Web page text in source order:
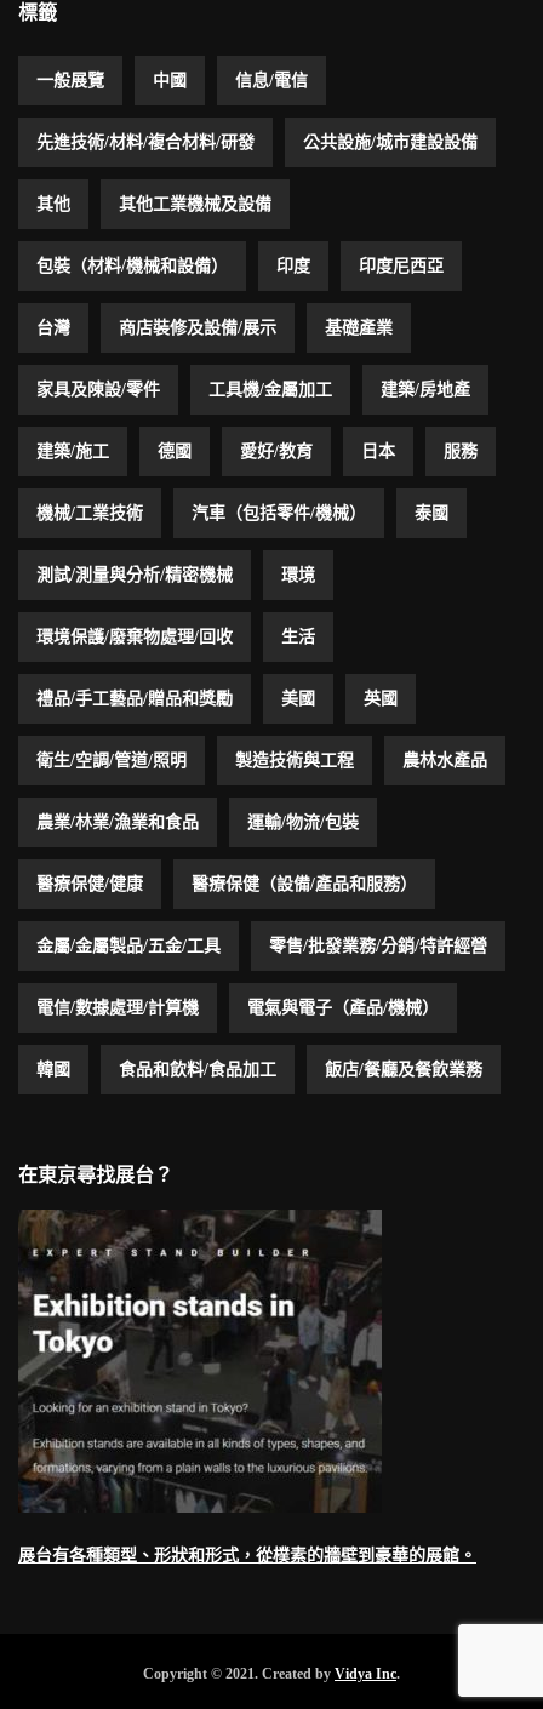
標籤
一般展覽 中國 信息/電信
先進技術/材料/複合材料/研發 公共設施/城市建設設備
其他 其他工業機械及設備
包裝（材料/機械和設備） 印度 印度尼西亞
台灣 商店裝修及設備/展示 基礎產業
家具及陳設/零件 工具機/金屬加工 建築/房地產
建築/施工 德國 愛好/教育 日本 服務
機械/工業技術 汽車（包括零件/機械） 泰國
測試/測量與分析/精密機械 環境
環境保護/廢棄物處理/回收 生活
禮品/手工藝品/贈品和獎勵 美國 英國
衛生/空調/管道/照明 製造技術與工程 農林水產品
農業/林業/漁業和食品 運輸/物流/包裝
醫療保健/健康 醫療保健（設備/產品和服務）
金屬/金屬製品/五金/工具 零售/批發業務/分銷/特許經營
電信/數據處理/計算機 電氣與電子（產品/機械）
韓國 食品和飲料/食品加工 飯店/餐廳及餐飲業務
在東京尋找展台？
展台有各種類型、形狀和形式，從樸素的牆壁到豪華的展館。
Copyright © 2021. Created by Vidya Inc.